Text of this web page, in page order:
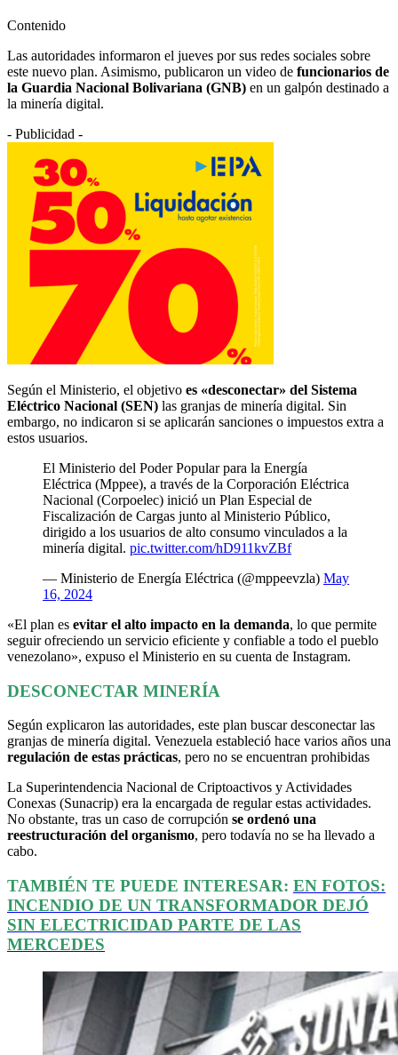
Contenido
Las autoridades informaron el jueves por sus redes sociales sobre
este nuevo plan. Asimismo, publicaron un video de funcionarios de
la Guardia Nacional Bolivariana (GNB) en un galpón destinado a
la minería digital.
- Publicidad -
Según el Ministerio, el objetivo es «desconectar» del Sistema
Eléctrico Nacional (SEN) las granjas de minería digital. Sin
embargo, no indicaron si se aplicarán sanciones o impuestos extra a
estos usuarios.
El Ministerio del Poder Popular para la Energía
Eléctrica (Mppee), a través de la Corporación Eléctrica
Nacional (Corpoelec) inició un Plan Especial de
Fiscalización de Cargas junto al Ministerio Público,
dirigido a los usuarios de alto consumo vinculados a la
minería digital. pic.twitter.com/hD911kvZBf
— Ministerio de Energía Eléctrica (@mppeevzla) May
16, 2024
«El plan es evitar el alto impacto en la demanda, lo que permite
seguir ofreciendo un servicio eficiente y confiable a todo el pueblo
venezolano», expuso el Ministerio en su cuenta de Instagram.
DESCONECTAR MINERÍA
Según explicaron las autoridades, este plan buscar desconectar las
granjas de minería digital. Venezuela estableció hace varios años una
regulación de estas prácticas, pero no se encuentran prohibidas
La Superintendencia Nacional de Criptoactivos y Actividades
Conexas (Sunacrip) era la encargada de regular estas actividades.
No obstante, tras un caso de corrupción se ordenó una
reestructuración del organismo, pero todavía no se ha llevado a
cabo.
TAMBIÉN TE PUEDE INTERESAR: EN FOTOS:
INCENDIO DE UN TRANSFORMADOR DEJÓ
SIN ELECTRICIDAD PARTE DE LAS
MERCEDES